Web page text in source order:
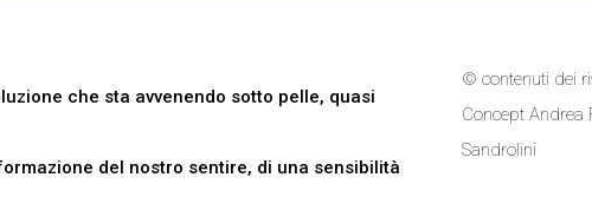
che sta avvenendo sotto pelle, quasi
del nostro sentire, di una sensibilità
© contenuti dei
Concept Andrea
Sandrolini